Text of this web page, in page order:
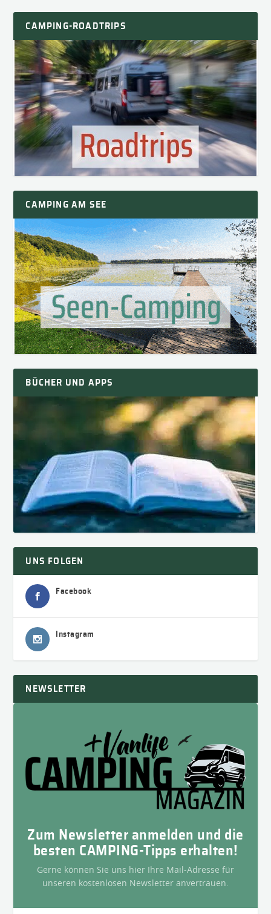
CAMPING-ROADTRIPS
CAMPING AM SEE
BÜCHER UND APPS
UNS FOLGEN
Facebook
Instagram
NEWSLETTER
Zum Newsletter anmelden und die
besten CAMPING-Tipps erhalten!
Gerne können Sie uns hier Ihre Mail-Adresse für
unseren kostenlosen Newsletter anvertrauen.